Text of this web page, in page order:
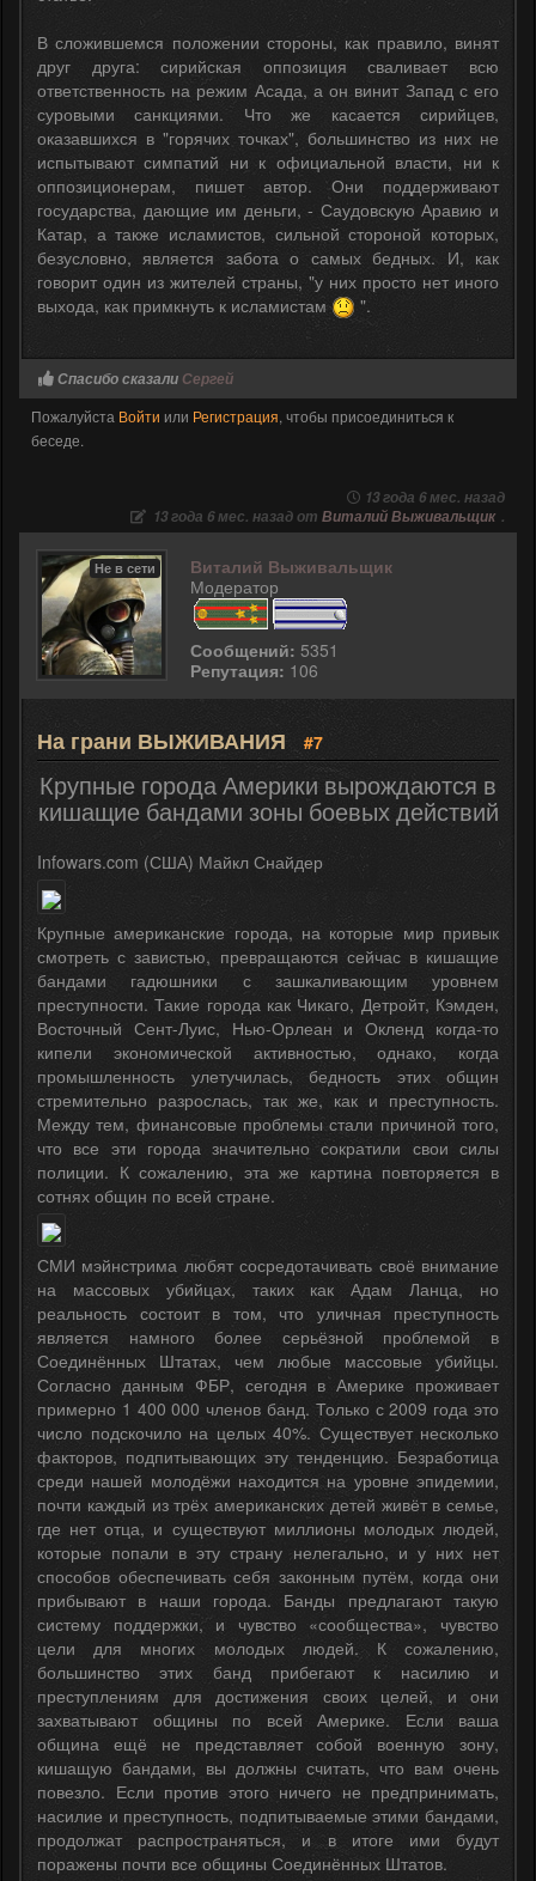
В сложившемся положении стороны, как правило, винят
друг друга: сирийская оппозиция сваливает всю
ответственность на режим Асада, а он винит Запад с его
суровыми санкциями. Что же касается сирийцев,
оказавшихся в "горячих точках", большинство из них не
испытывают симпатий ни к официальной власти, ни к
оппозиционерам, пишет автор. Они поддерживают
государства, дающие им деньги, - Саудовскую Аравию и
Катар, а также исламистов, сильной стороной которых,
безусловно, является забота о самых бедных. И, как
говорит один из жителей страны, "у них просто нет иного
выхода, как примкнуть к исламистам
".
Спасибо сказали Сергей
Пожалуйста Войти или Регистрация, чтобы присоединиться к
беседе.
13 года 6 мес. назад
13 года 6 мес. назад от Виталий Выживальщик .
Не в сети
Виталий Выживальщик
Модератор
Сообщений: 5351
Репутация: 106
На грани ВЫЖИВАНИЯ #7
Крупные города Америки вырождаются в
кишащие бандами зоны боевых действий
Infowars.com (США) Майкл Снайдер
Крупные американские города, на которые мир привык
смотреть с завистью, превращаются сейчас в кишащие
бандами гадюшники с зашкаливающим уровнем
преступности. Такие города как Чикаго, Детройт, Кэмден,
Восточный Сент-Луис, Нью-Орлеан и Окленд когда-то
кипели экономической активностью, однако, когда
промышленность улетучилась, бедность этих общин
стремительно разрослась, так же, как и преступность.
Между тем, финансовые проблемы стали причиной того,
что все эти города значительно сократили свои силы
полиции. К сожалению, эта же картина повторяется в
сотнях общин по всей стране.
СМИ мэйнстрима любят сосредотачивать своё внимание
на массовых убийцах, таких как Адам Ланца, но
реальность состоит в том, что уличная преступность
является намного более серьёзной проблемой в
Соединённых Штатах, чем любые массовые убийцы.
Согласно данным ФБР, сегодня в Америке проживает
примерно 1 400 000 членов банд. Только с 2009 года это
число подскочило на целых 40%. Существует несколько
факторов, подпитывающих эту тенденцию. Безработица
среди нашей молодёжи находится на уровне эпидемии,
почти каждый из трёх американских детей живёт в семье,
где нет отца, и существуют миллионы молодых людей,
которые попали в эту страну нелегально, и у них нет
способов обеспечивать себя законным путём, когда они
прибывают в наши города. Банды предлагают такую
систему поддержки, и чувство «сообщества», чувство
цели для многих молодых людей. К сожалению,
большинство этих банд прибегают к насилию и
преступлениям для достижения своих целей, и они
захватывают общины по всей Америке. Если ваша
община ещё не представляет собой военную зону,
кишащую бандами, вы должны считать, что вам очень
повезло. Если против этого ничего не предпринимать,
насилие и преступность, подпитываемые этими бандами,
продолжат распространяться, и в итоге ими будут
поражены почти все общины Соединённых Штатов.